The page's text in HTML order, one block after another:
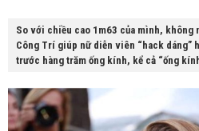
So với chiều cao 1m63 của mình, không
Công Trí giúp nữ diễn viên “hack dáng”
trước hàng trăm ống kính, kể cả “ống